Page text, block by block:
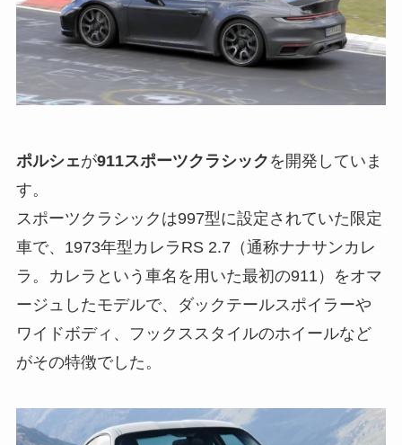
ポルシェが911スポーツクラシック を開発していま
す。
スポーツクラシックは997型に設定されていた限定
車で、1973年型カレラRS 2.7（通称ナナサンカレ
ラ。カレラという車名を用いた最初の911）をオマ
ージュしたモデルで、ダックテールスポイラーや
ワイドボディ、フックススタイルのホイールなど
がその特徴でした。